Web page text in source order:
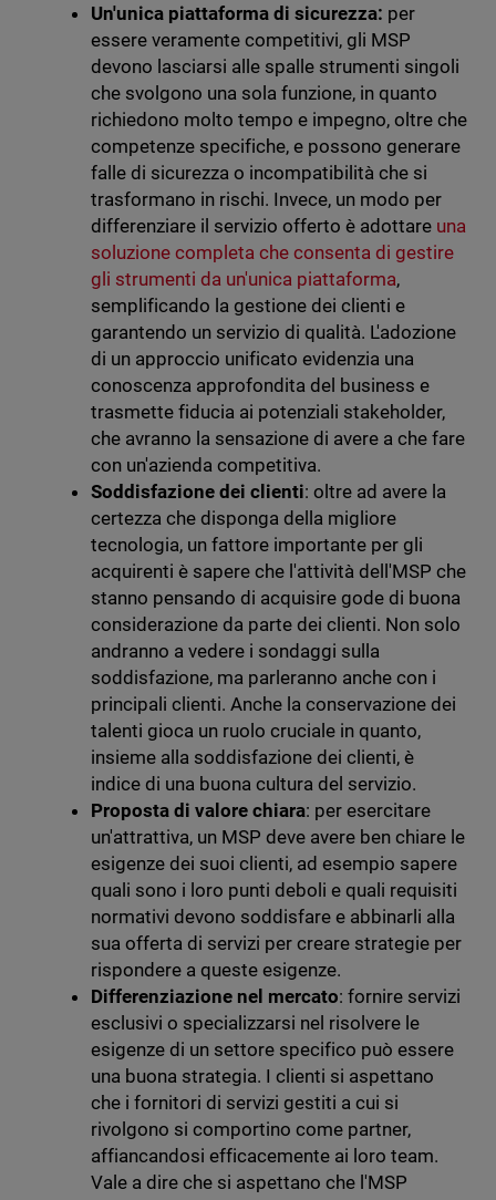
Un'unica piattaforma di sicurezza: per
essere veramente competitivi, gli MSP
devono lasciarsi alle spalle strumenti singoli
che svolgono una sola funzione, in quanto
richiedono molto tempo e impegno, oltre che
competenze specifiche, e possono generare
falle di sicurezza o incompatibilità che si
trasformano in rischi. Invece, un modo per
differenziare il servizio offerto è adottare una
soluzione completa che consenta di gestire
gli strumenti da un'unica piattaforma,
semplificando la gestione dei clienti e
garantendo un servizio di qualità. L'adozione
di un approccio unificato evidenzia una
conoscenza approfondita del business e
trasmette fiducia ai potenziali stakeholder,
che avranno la sensazione di avere a che fare
con un'azienda competitiva.
Soddisfazione dei clienti: oltre ad avere la
certezza che disponga della migliore
tecnologia, un fattore importante per gli
acquirenti è sapere che l'attività dell'MSP che
stanno pensando di acquisire gode di buona
considerazione da parte dei clienti. Non solo
andranno a vedere i sondaggi sulla
soddisfazione, ma parleranno anche con i
principali clienti. Anche la conservazione dei
talenti gioca un ruolo cruciale in quanto,
insieme alla soddisfazione dei clienti, è
indice di una buona cultura del servizio.
Proposta di valore chiara: per esercitare
un'attrattiva, un MSP deve avere ben chiare le
esigenze dei suoi clienti, ad esempio sapere
quali sono i loro punti deboli e quali requisiti
normativi devono soddisfare e abbinarli alla
sua offerta di servizi per creare strategie per
rispondere a queste esigenze.
Differenziazione nel mercato: fornire servizi
esclusivi o specializzarsi nel risolvere le
esigenze di un settore specifico può essere
una buona strategia. I clienti si aspettano
che i fornitori di servizi gestiti a cui si
rivolgono si comportino come partner,
affiancandosi efficacemente ai loro team.
Vale a dire che si aspettano che l'MSP